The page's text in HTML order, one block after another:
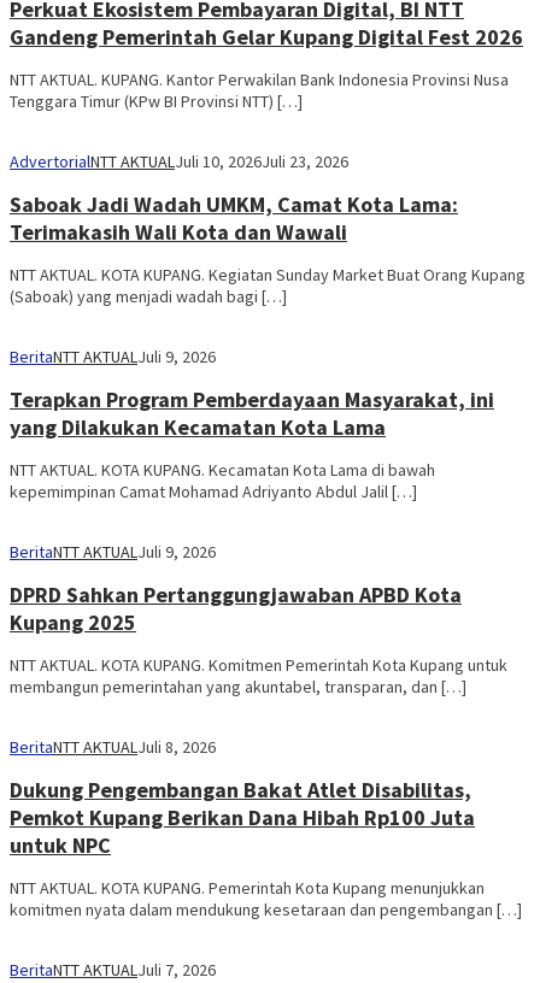
Perkuat Ekosistem Pembayaran Digital, BI NTT
Gandeng Pemerintah Gelar Kupang Digital Fest 2026
NTT AKTUAL. KUPANG. Kantor Perwakilan Bank Indonesia Provinsi Nusa
Tenggara Timur (KPw BI Provinsi NTT) […]
AdvertorialNTT AKTUALJuli 10, 2026Juli 23, 2026
Saboak Jadi Wadah UMKM, Camat Kota Lama:
Terimakasih Wali Kota dan Wawali
NTT AKTUAL. KOTA KUPANG. Kegiatan Sunday Market Buat Orang Kupang
(Saboak) yang menjadi wadah bagi […]
BeritaNTT AKTUALJuli 9, 2026
Terapkan Program Pemberdayaan Masyarakat, ini
yang Dilakukan Kecamatan Kota Lama
NTT AKTUAL. KOTA KUPANG. Kecamatan Kota Lama di bawah
kepemimpinan Camat Mohamad Adriyanto Abdul Jalil […]
BeritaNTT AKTUALJuli 9, 2026
DPRD Sahkan Pertanggungjawaban APBD Kota
Kupang 2025
NTT AKTUAL. KOTA KUPANG. Komitmen Pemerintah Kota Kupang untuk
membangun pemerintahan yang akuntabel, transparan, dan […]
BeritaNTT AKTUALJuli 8, 2026
Dukung Pengembangan Bakat Atlet Disabilitas,
Pemkot Kupang Berikan Dana Hibah Rp100 Juta
untuk NPC
NTT AKTUAL. KOTA KUPANG. Pemerintah Kota Kupang menunjukkan
komitmen nyata dalam mendukung kesetaraan dan pengembangan […]
BeritaNTT AKTUALJuli 7, 2026